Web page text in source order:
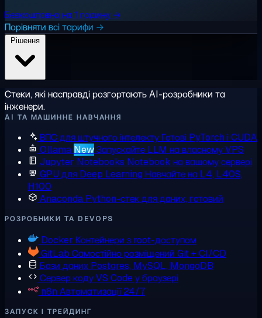
Безкоштовно на 1 годину →
Порівняти всі тарифи →
Стеки, які насправді розгортають AI-розробники та
інженери.
AI ТА МАШИННЕ НАВЧАННЯ
ВПС для штучного інтелектуГотові PyTorch і CUDA
Ollama NewЗапускайте LLM на власному VPS
Jupyter Notebooks Notebook на вашому сервері
GPU для Deep Learning Навчайте на L4, L40S,
H100
Anaconda Python-стек для даних, готовий
РОЗРОБНИКИ ТА DEVOPS
Docker Контейнери з root-доступом
GitLab Самостійно розміщений Git + CI/CD
Бази даних Postgres, MySQL, MongoDB
Сервер кодуVS Code у браузері
n8n Автоматизації 24/7
ЗАПУСК І ТРЕЙДИНГ